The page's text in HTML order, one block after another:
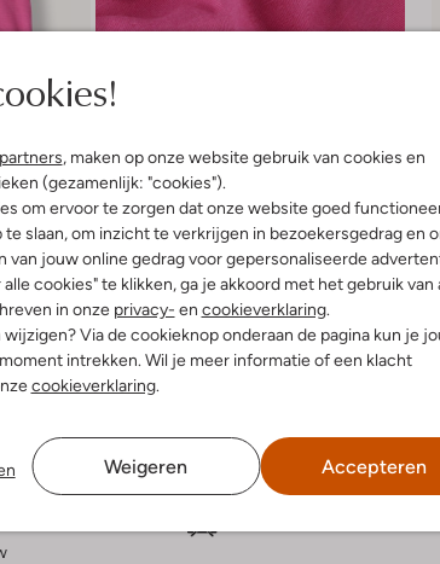
, maken op onze website gebruik van cookies en
(gezamenlijk: "cookies").
om ervoor te zorgen dat onze website goed
slaan, om inzicht te verkrijgen in bezoekersgedrag en
van jouw online gedrag voor gepersonaliseerde
cookies" te klikken, ga je akkoord met het gebruik van
in onze privacy- en cookieverklaring.
Via de cookieknop onderaan de pagina kun je
intrekken. Wil je meer informatie of een klacht
cookieverklaring.
Weigeren Accepteren
& retourneren
Wasvoorschriften
Kan niet in de droogtrommel
Gewone chemische reiniging